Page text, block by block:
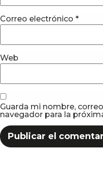
Correo electrónico *
Web
Guarda mi nombre,
navegador para la